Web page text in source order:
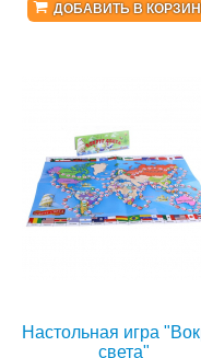
ДОБАВИТЬ В
Настольная игра
света"